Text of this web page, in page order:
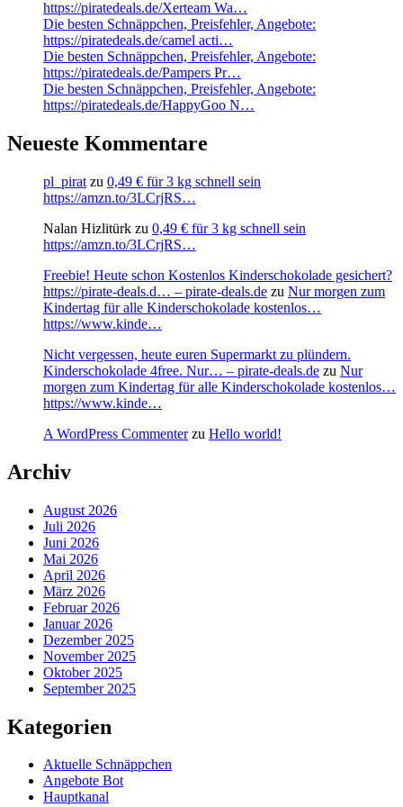
https://piratedeals.de/Xerteam Wa…
Die besten Schnäppchen, Preisfehler, Angebote:
https://piratedeals.de/camel acti…
Die besten Schnäppchen, Preisfehler, Angebote:
https://piratedeals.de/Pampers Pr…
Die besten Schnäppchen, Preisfehler, Angebote:
https://piratedeals.de/HappyGoo N…
Neueste Kommentare
pl_pirat zu 0,49 € für 3 kg schnell sein
https://amzn.to/3LCrjRS…
Nalan Hizlitürk zu 0,49 € für 3 kg schnell sein
https://amzn.to/3LCrjRS…
Freebie! Heute schon Kostenlos Kinderschokolade gesichert?
https://pirate-deals.d… – pirate-deals.de zu Nur morgen zum
Kindertag für alle Kinderschokolade kostenlos…
https://www.kinde…
Nicht vergessen, heute euren Supermarkt zu plündern.
Kinderschokolade 4free. Nur… – pirate-deals.de zu Nur
morgen zum Kindertag für alle Kinderschokolade kostenlos…
https://www.kinde…
A WordPress Commenterzu Hello world!
Archiv
August 2026
Juli 2026
Juni 2026
Mai 2026
April 2026
März 2026
Februar 2026
Januar 2026
Dezember 2025
November 2025
Oktober 2025
September 2025
Kategorien
Aktuelle Schnäppchen
Angebote Bot
Hauptkanal